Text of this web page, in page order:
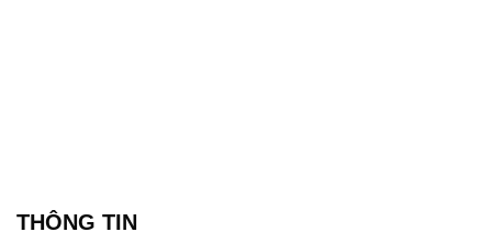
THÔNG TIN